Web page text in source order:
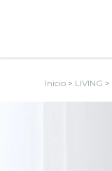
Inicio > LIVING >